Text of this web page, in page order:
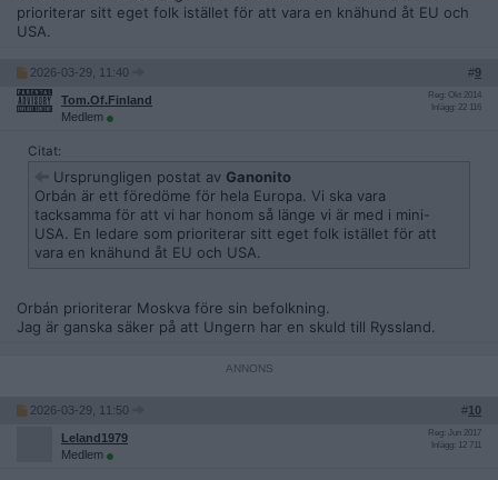
prioriterar sitt eget folk istället för att vara en knähund åt EU och
USA.
2026-03-29, 11:40 #9
Tom.Of.Finland
Medlem
Reg: Okt 2014
Inlägg: 22 116
Citat:
Ursprungligen postat av Ganonito
Orbán är ett föredöme för hela Europa. Vi ska vara
tacksamma för att vi har honom så länge vi är med i mini-
USA. En ledare som prioriterar sitt eget folk istället för att
vara en knähund åt EU och USA.
Orbán prioriterar Moskva före sin befolkning.
Jag är ganska säker på att Ungern har en skuld till Ryssland.
2026-03-29, 11:50 #10
Leland1979
Medlem
Reg: Jun 2017
Inlägg: 12 711